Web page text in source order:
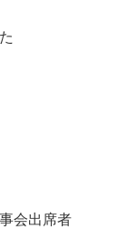
出席者